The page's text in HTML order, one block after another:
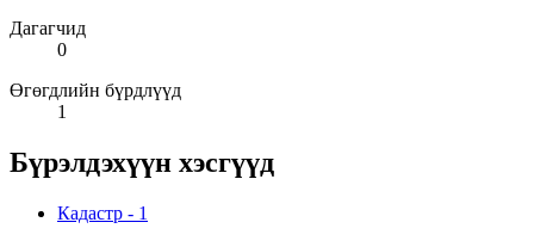
Дагагчид
0
Өгөгдлийн бүрдлүүд
1
Бүрэлдэхүүн хэсгүүд
Кадастр - 1